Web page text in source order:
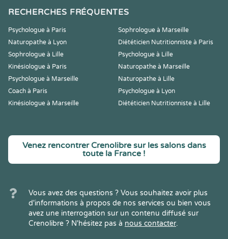
RECHERCHES FRÉQUENTES
Psychologue à Paris
Sophrologue à Marseille
Naturopathe à Lyon
Diététicien Nutritionniste à Paris
Sophrologue à Lille
Psychologue à Lille
Kinésiologue à Paris
Naturopathe à Marseille
Psychologue à Marseille
Naturopathe à Lille
Coach à Paris
Psychologue à Lyon
Kinésiologue à Marseille
Diététicien Nutritionniste à Lille
Venez rencontrer Crenolibre sur les salons dans
toute la France !
Vous avez des questions ? Vous souhaitez avoir plus
d'informations à propos de nos services ou bien vous
avez une interrogation sur un contenu diffusé sur
Crenolibre ? N'hésitez pas à nous contacter.